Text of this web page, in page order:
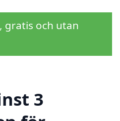
gratis och utan
3